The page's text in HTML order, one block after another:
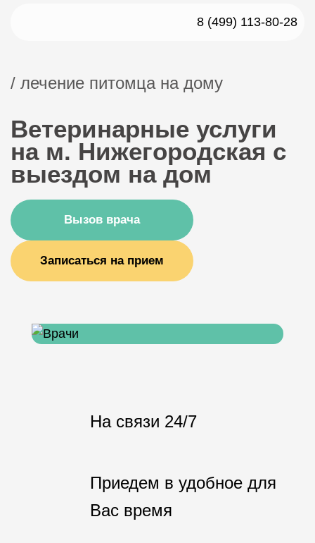
8 (499) 113-80-28
/ лечение питомца на дому
Ветеринарные услуги
на м. Нижегородская с
выездом на дом
Вызов врача
Записаться на прием
На связи 24/7
Приедем в удобное для
Вас время